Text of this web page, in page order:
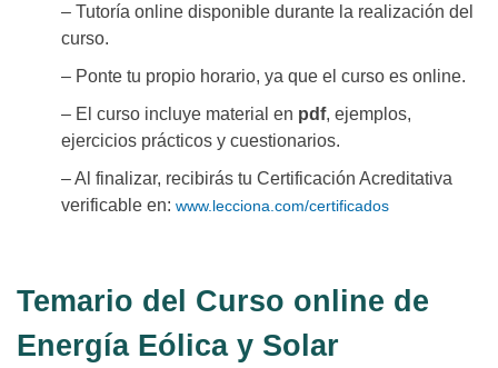
– Tutoría online disponible durante la realización del
curso.
– Ponte tu propio horario, ya que el curso es online.
– El curso incluye material en pdf, ejemplos,
ejercicios prácticos y cuestionarios.
– Al finalizar, recibirás tu Certificación Acreditativa
verificable en: www.lecciona.com/certificados
Temario del Curso online de
Energía Eólica y Solar